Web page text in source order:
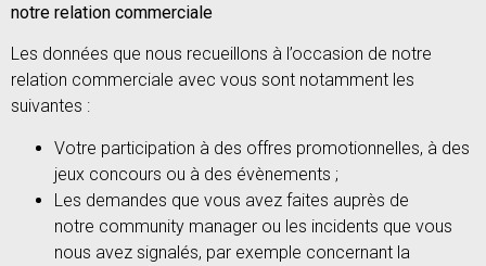
notre relation commerciale
Les données que nous recueillons à l’occasion de notre
relation commerciale avec vous sont notamment les
suivantes :
Votre participation à des offres promotionnelles, à des
jeux concours ou à des évènements ;
Les demandes que vous avez faites auprès de
notre community manager ou les incidents que vous
nous avez signalés, par exemple concernant la